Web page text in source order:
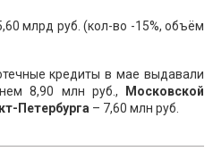
млрд руб. (кол-во -15%, объём
кредиты в мае выдавали
8,90 млн руб.,
Московской
Петербурга – 7,60 млн руб.